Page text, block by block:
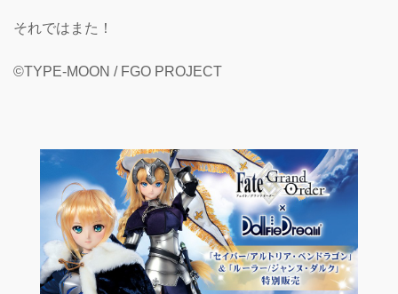
それではまた！
©TYPE-MOON / FGO PROJECT